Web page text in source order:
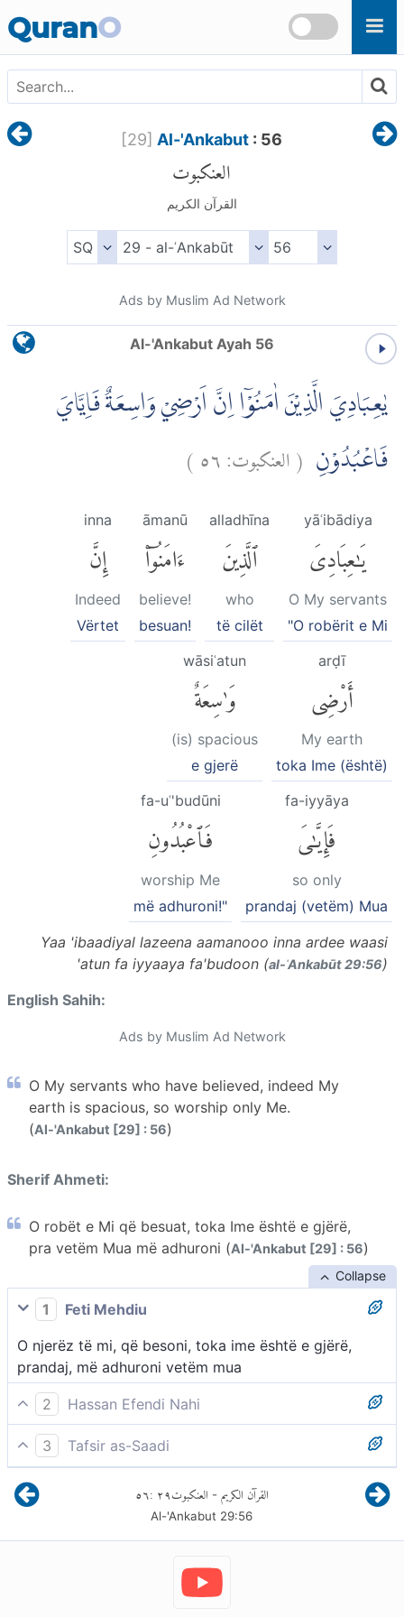
QuranO
[29] Al-'Ankabut : 56
العنكبوت
القرآن الكريم
Ads by Muslim Ad Network
Al-'Ankabut Ayah 56
يٰعِبَادِيَ الَّذِيْنَ اٰمَنُوْٓا اِنَّ اَرْضِيْ وَاسِعَةٌ فَاِيَّايَ
فَاعْبُدُوْنِ (العنكبوت:٥٦)
yāʿibādiya
يَٰعِبَادِىَ
O My servants
"O robërit e Mi
alladhīna
ٱلَّذِينَ
who
të cilët
āmanū
ءَامَنُوٓا۟
believe!
besuan!
inna
إِنَّ
Indeed
Vërtet
arḍī
أَرْضِى
My earth
toka Ime (është)
wāsiʿatun
وَٰسِعَةٌ
(is) spacious
e gjerë
fa-iyyāya
فَإِيَّٰىَ
so only
prandaj (vetëm) Mua
fa-uʿ'budūni
فَٱعْبُدُونِ
worship Me
më adhuroni!"
Yaa 'ibaadiyal lazeena aamanooo inna ardee waasi
'atun fa iyyaaya fa'budoon (al-ʿAnkabūt 29:56)
English Sahih:
Ads by Muslim Ad Network
O My servants who have believed, indeed My
earth is spacious, so worship only Me.
(Al-'Ankabut [29] : 56)
Sherif Ahmeti:
O robët e Mi që besuat, toka Ime është e gjërë,
pra vetëm Mua më adhuroni (Al-'Ankabut [29] : 56)
Collapse
1
Feti Mehdiu
O njerëz të mi, që besoni, toka ime është e gjërë,
prandaj, më adhuroni vetëm mua
2
Hassan Efendi Nahi
O robërit e Mi, që keni besuar! Toka Ime është vërtet
e gjerë, andaj më adhuroni vetëm Mua!
3
Tafsir as-Saadi
O robërit e Mi, që keni besuar! -
Allahu iu drejtohet adhuruesve të Tij, që besojnë Atë
dhe të gjithë profetët e Tij, dhe thotë:
Toka Ime është e gjerë, prandaj vetëm Mua më
القرآن الكريم - العنكبوت٢٩:٥٦
Al-'Ankabut 29:56